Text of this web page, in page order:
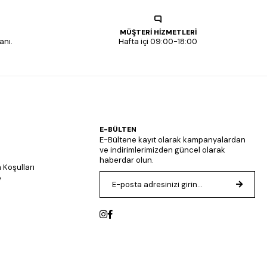
MÜŞTERİ HİZMETLERİ
Hafta içi 09:00-18:00
E-BÜLTEN
E-Bültene kayıt olarak kampanyalardan
ve indirimlerimizden güncel olarak
haberdar olun.